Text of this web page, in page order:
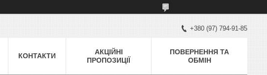
+380 (97) 794-91-85
КОНТАКТИ
АКЦІЙНІ
ПРОПОЗИЦІЇ
ПОВЕРНЕННЯ ТА
ОБМІН